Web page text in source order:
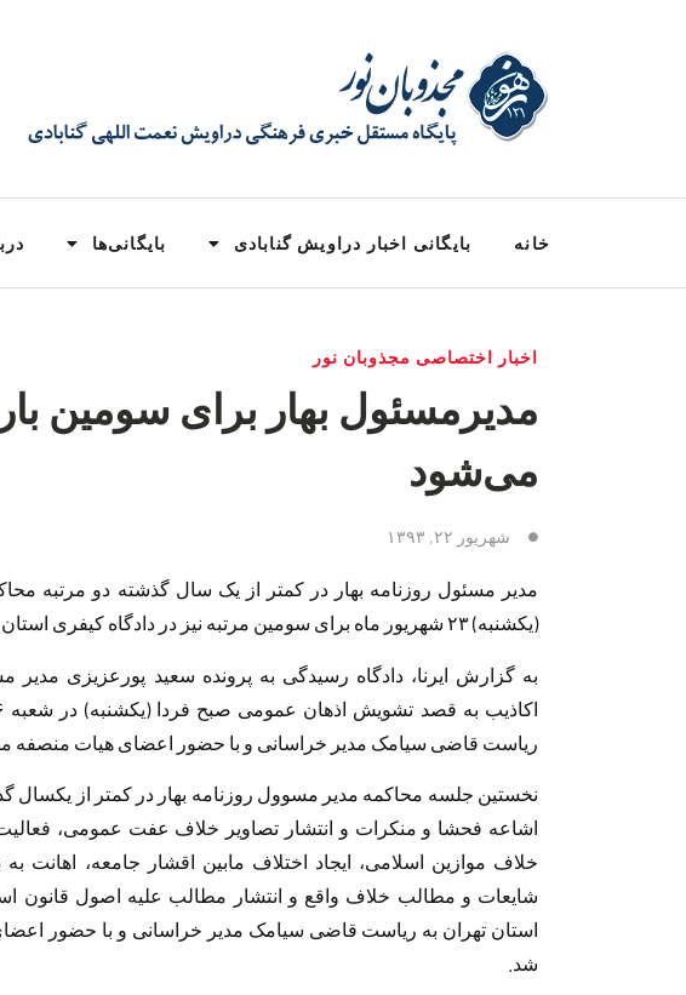
خانه بایگانی اخبار دراویش گنابادی بایگانی‌ها
اخبار اختصاصی مجذوبان نور
مدیرمسئول بهار برای سومین
می‌شود
شهریور ۲۲, ۱۳۹۳
مدیر مسئول روزنامه بهار در کمتر از یک سال گذشته دو مرتبه
(یکشنبه) ۲۳ شهریور ماه برای سومین مرتبه نیز در دادگاه کیفری استان تهران محاکمه شود.
به گزارش ایرنا، دادگاه رسیدگی به پرونده سعید پورعزیزی مدیر
ریاست قاضی سیامک مدیر خراسانی و با حضور اعضای هیات منصفه
اشاعه فحشا و منکرات و انتشار تصاویر خلاف عفت عمومی،
خلاف موازین اسلامی، ایجاد اختلاف مابین اقشار جامعه، اهانت
استان تهران به ریاست قاضی سیامک مدیر خراسانی و با حضور
شد.